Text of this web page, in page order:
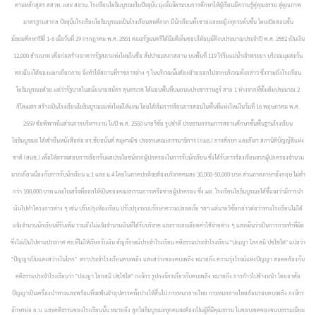
ตามหลักสูตร สสวท. และ สอวน. โรงเรียนโยธินบูรณะในปัจจุบัน มุ่งมั่นจัดระบบการศึกษาให้ผู้เรียนมีความรู้คู่คุณธรรม สู่คูณภาพ
มาตรฐานสากล ปัจจุบันโรงเรียนโยธินบูรณะเป็นโรงเรียนสหศึกษา มีนักเรียนทั้งชายและหญิงทุกระดับชั้น โดยเปิดสอนชั้น
มัธยมศึกษาปีที่ 1-6 เมื่อวันที่ 29 กรกฎาคม พ.ศ. 2551 คณะรัฐมนตรีได้มีมติเห็นชอบให้อนุมัติงบประมาณประจำปี พ.ศ. 2552 เป็นเงิน
12,000 ล้านบาท เพื่อก่อสร้างอาคารรัฐสภาแห่งใหม่ในชื่อ สัปปายะสภาสถาน บนพื้นที่ 119 ไร่ริมแม่น้ำเจ้าพระยา บริเวณมุมตะวัน
ตกเฉียงใต้ของแยกเกียกกาย จึงทำให้สถานที่ราชการต่าง ๆ ในบริเวณนั้นต้องย้ายออกไปจากบริเวณดังกล่าว ซึ่งรวมถึงโรงเรียน
โยธินบูรณะด้วย แต่ว่ารัฐบาลในสมัยนายสมัคร สุนทรเวช ได้มอบพื้นที่บนถนนประชาราษฎร์ สาย 1 ห่างจากที่ตั้งเดิมประมาณ 2
กิโลเมตร สร้างเป็นโรงเรียนโยธินบูรณะแห่งใหม่ให้แทน โดยได้เริ่มการเรียนการสอนในพื้นที่แห่งใหม่ในวันที่ 16 พฤษภาคม พ.ศ.
2559 ข้อพิพาทในส่วนการบริหารงาน ในปี พ.ศ. 2550 นายวิชัย รูปขำดี ประธานกรรมการสถานศึกษาขั้นพื้นฐานโรงเรียน
โยธินบูรณะ ได้เข้ายื่นหนังสือต่อ ดร.ชัยอนันต์ สมุทวณิช ประธานคณะกรรมาธิการ (กมธ.) การศึกษา และกีฬา สภานิติบัญญัติแห่ง
ชาติ (สนช.) เพื่อให้ตรวจสอบการเรียกรับผลประโยชน์จากผู้ปกครองในการรับนักเรียน ซึ่งได้รับการร้องเรียนจากผู้ปกครองจำนวน
มากเกี่ยวเนื่องกับการรับนักเรียน ม.1 และ ม.4 โดยในภาคปกติจะต้องบริจาคคนละ 30,000-50,000 บาท ส่วนภาคภาษาอังกฤษ ไม่ต่ำ
กว่า 100,000 บาท และใบเสร็จที่ออกให้เป็นของคณะกรรมการเครือข่ายผู้ปกครอง ซึ่ง ผอ. โรงเรียนโยธินบูรณะได้ชี้แจงว่ามีการนำ
เงินไปทำโครงการต่าง ๆ เช่น ปรับปรุงห้องเรียน ปรับปรุงระบบรักษาความปลอดภัย ฯลฯ แต่นายวิชัยกล่าวต่อว่าทางโรงเรียนไม่ได้
แจ้งจำนวนนักเรียนที่รับเพิ่ม รวมถึงไม่แจ้งจำนวนเงินที่ได้รับบริจาค และรายละเอียดค่าใช้จ่ายต่าง ๆ และเห็นว่าเป็นการกระทำที่ผิด
ซึ่งไม่เป็นไปตามประกาศ ศธ.ที่ไม่ให้เรียกรับเงิน สัญลักษณ์ประจำโรงเรียน คติธรรมประจำโรงเรียน "ปญฺญา โลกสฺมิ ปชฺโชโต" แปลว่า
"ปัญญาเป็นแสงสว่างในโลก" ตราประจำโรงเรียนคบเพลิง แสงสว่างของคบเพลิง หมายถึง ความรุ่งโรจน์แห่งปัญญา สอดคล้องกับ
คติธรรมประจำโรงเรียนว่า "ปญฺญา โลกสฺมิ ปชฺโชโต" กงจักร รูปกงจักรเกี่ยวกับคบเพลิง หมายถึง การก้าวไปข้างหน้า โดยอาศัย
ปัญญาเป็นเครื่องนำทางและพร้อมที่จะฟันฝ่าอุปสรรคทั้งปวงให้สิ้นไป กระหนกลายไทย กระหนกลายไทยล้อมรอบคบเพลิง กงจักร
อักษรย่อ ย.บ. และคติธรรมของโรงเรียนนั้น หมายถึง ลูกโยธินบูรณะทุกคนจะต้องเป็นผู้ที่มีคุณธรรม ในขอบเขตของขนบธรรมเนียม